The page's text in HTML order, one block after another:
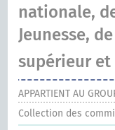
nationale,
Jeunesse,
supérieur et
APPARTIENT AU
Collection des